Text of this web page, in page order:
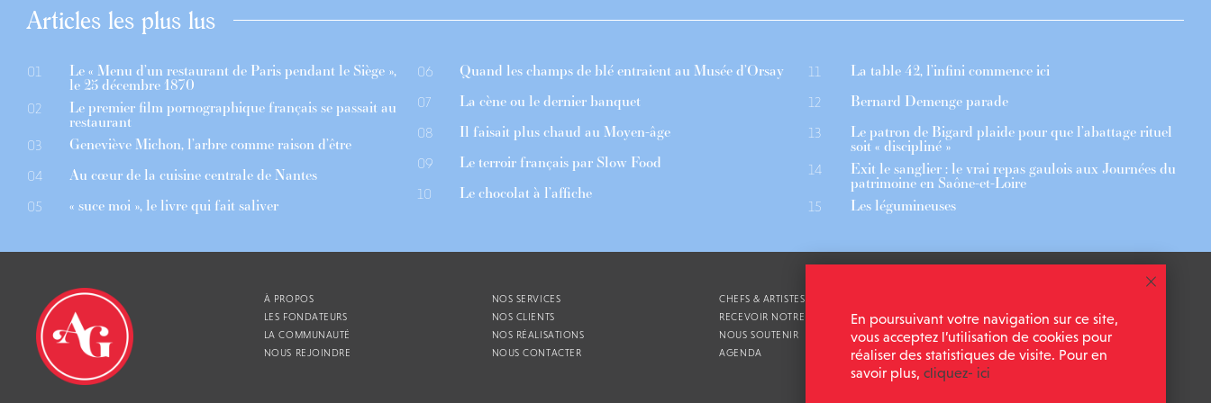
Articles les plus lus
01 Le « Menu d’un restaurant de Paris pendant le Siège »,
le 25 décembre 1870
02 Le premier film pornographique français se passait au
restaurant
03 Geneviève Michon, l’arbre comme raison d’être
04 Au cœur de la cuisine centrale de Nantes
05 « suce moi », le livre qui fait saliver
06 Quand les champs de blé entraient au Musée d’Orsay
07 La cène ou le dernier banquet
08 Il faisait plus chaud au Moyen-âge
09 Le terroir français par Slow Food
10 Le chocolat à l’affiche
11 La table 42, l’infini commence ici
12 Bernard Demenge parade
13 Le patron de Bigard plaide pour que l’abattage rituel
soit « discipliné »
14 Exit le sanglier : le vrai repas gaulois aux Journées du
patrimoine en Saône-et-Loire
15 Les légumineuses
À PROPOS
LES FONDATEURS
LA COMMUNAUTÉ
NOUS REJOINDRE
NOS SERVICES
NOS CLIENTS
NOS RÉALISATIONS
NOUS CONTACTER
CHEFS & ARTISTES ASSOCIÉS
RECEVOIR NOTRE NEWSLETTER
NOUS SOUTENIR
AGENDA
MENTIONS LÉGALES
En poursuivant votre navigation sur ce site,
vous acceptez l’utilisation de cookies pour
réaliser des statistiques de visite. Pour en
savoir plus, cliquez- ici